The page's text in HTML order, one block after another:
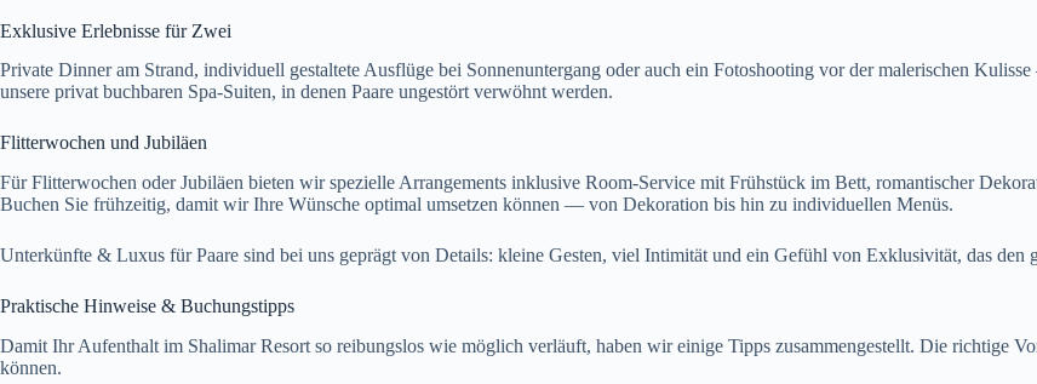
Exklusive Erlebnisse für Zwei
Private Dinner am Strand, individuell gestaltete Ausflüge bei Sonnenuntergang oder auch ein Fotoshooting vor der malerischen
unsere privat buchbaren Spa-Suiten, in denen Paare ungestört verwöhnt werden.
Flitterwochen und Jubiläen
Für Flitterwochen oder Jubiläen bieten wir spezielle Arrangements inklusive Room-Service mit Frühstück im Bett, romantischer
Buchen Sie frühzeitig, damit wir Ihre Wünsche optimal umsetzen können — von Dekoration bis hin zu individuellen Menüs.
Unterkünfte & Luxus für Paare sind bei uns geprägt von Details: kleine Gesten, viel Intimität und ein Gefühl von Exklusivität, das den
Praktische Hinweise & Buchungstipps
Damit Ihr Aufenthalt im Shalimar Resort so reibungslos wie möglich verläuft, haben wir einige Tipps zusammengestellt. Die richtige
können.